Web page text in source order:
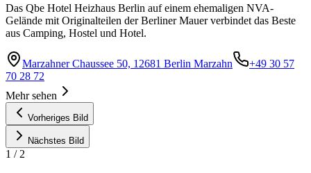
Das Qbe Hotel Heizhaus Berlin auf einem ehemaligen NVA-
Gelände mit Originalteilen der Berliner Mauer verbindet das Beste
aus Camping, Hostel und Hotel.
Marzahner Chaussee 50, 12681 Berlin Marzahn
+49 30 57
70 28 72
Mehr sehen
Vorheriges Bild
Nächstes Bild
1 / 2